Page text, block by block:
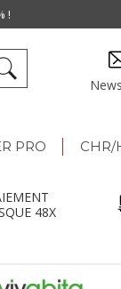
PRO CHR/
48X
!